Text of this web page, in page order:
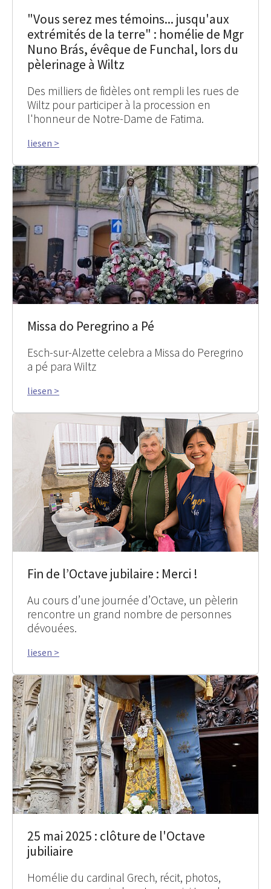
"Vous serez mes témoins... jusqu'aux
extrémités de la terre" : homélie de Mgr
Nuno Brás, évêque de Funchal, lors du
pèlerinage à Wiltz
Des milliers de fidèles ont rempli les rues de
Wiltz pour participer à la procession en
l'honneur de Notre-Dame de Fatima.
liesen >
Missa do Peregrino a Pé
Esch-sur-Alzette celebra a Missa do Peregrino
a pé para Wiltz
liesen >
Fin de l’Octave jubilaire : Merci !
Au cours d’une journée d’Octave, un pèlerin
rencontre un grand nombre de personnes
dévouées.
liesen >
25 mai 2025 : clôture de l'Octave
jubiliaire
Homélie du cardinal Grech, récit, photos,